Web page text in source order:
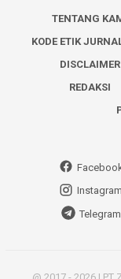
TENTANG
KODE ETIK
DISCLAIMER
REDAKSI
Instagram
Telegram